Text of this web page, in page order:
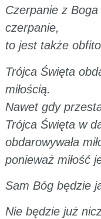
Czerpanie z
czerpanie,
to jest także
Trójca Święta
miłością.
Nawet gdy
Trójca Święta w
obdarowywała
ponieważ miłość
Sam Bóg będzie
Nie będzie już